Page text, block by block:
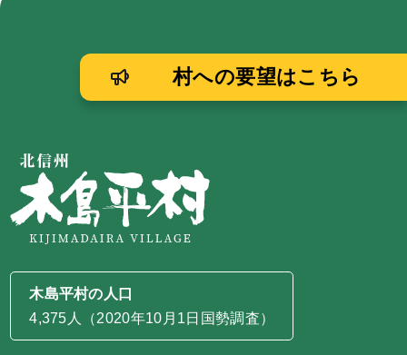
木島平村の人口
4,375人（2020年10月1日国勢調査）
村への要望はこちら